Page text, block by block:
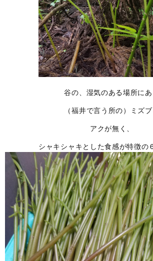
谷の、湿気のある場所にあ
（福井で言う所の）ミズ
アクが無く、
シャキシャキとした食感が特徴の